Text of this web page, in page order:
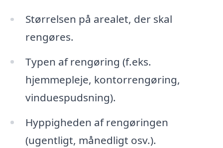
Størrelsen på arealet, der skal
rengøres.
Typen af rengøring (f.eks.
hjemmepleje, kontorrengøring,
vinduespudsning).
Hyppigheden af rengøringen
(ugentligt, månedligt osv.).